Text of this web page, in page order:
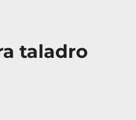
taladro